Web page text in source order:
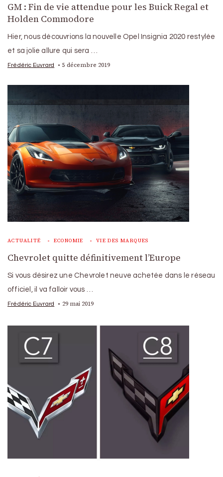
GM : Fin de vie attendue pour les Buick Regal et
Holden Commodore
Hier, nous découvrions la nouvelle Opel Insignia 2020 restylée
et sa jolie allure qui sera …
Frédéric Euvrard 5 décembre 2019
ACTUALITÉ ECONOMIE VIE DES MARQUES
Chevrolet quitte définitivement l’Europe
Si vous désirez une Chevrolet neuve achetée dans le réseau
officiel, il va falloir vous …
Frédéric Euvrard 29 mai 2019